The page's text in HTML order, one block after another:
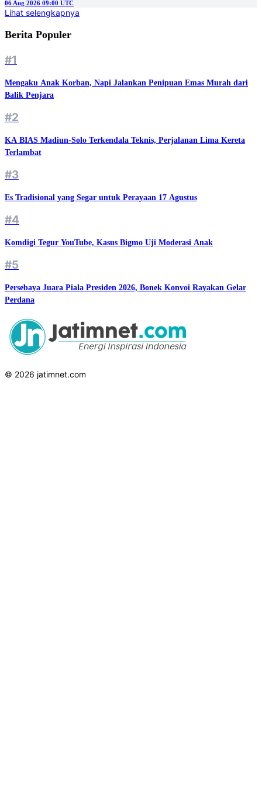
06 Aug 2026 09:00 UTC
Lihat selengkapnya
Berita Populer
#1
Mengaku Anak Korban, Napi Jalankan Penipuan Emas Murah dari
Balik Penjara
#2
KA BIAS Madiun-Solo Terkendala Teknis, Perjalanan Lima Kereta
Terlambat
#3
Es Tradisional yang Segar untuk Perayaan 17 Agustus
#4
Komdigi Tegur YouTube, Kasus Bigmo Uji Moderasi Anak
#5
Persebaya Juara Piala Presiden 2026, Bonek Konvoi Rayakan Gelar
Perdana
© 2026 jatimnet.com